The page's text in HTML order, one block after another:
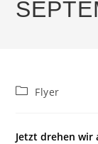
Beitrags-
Flyer
Jetzt drehen wir